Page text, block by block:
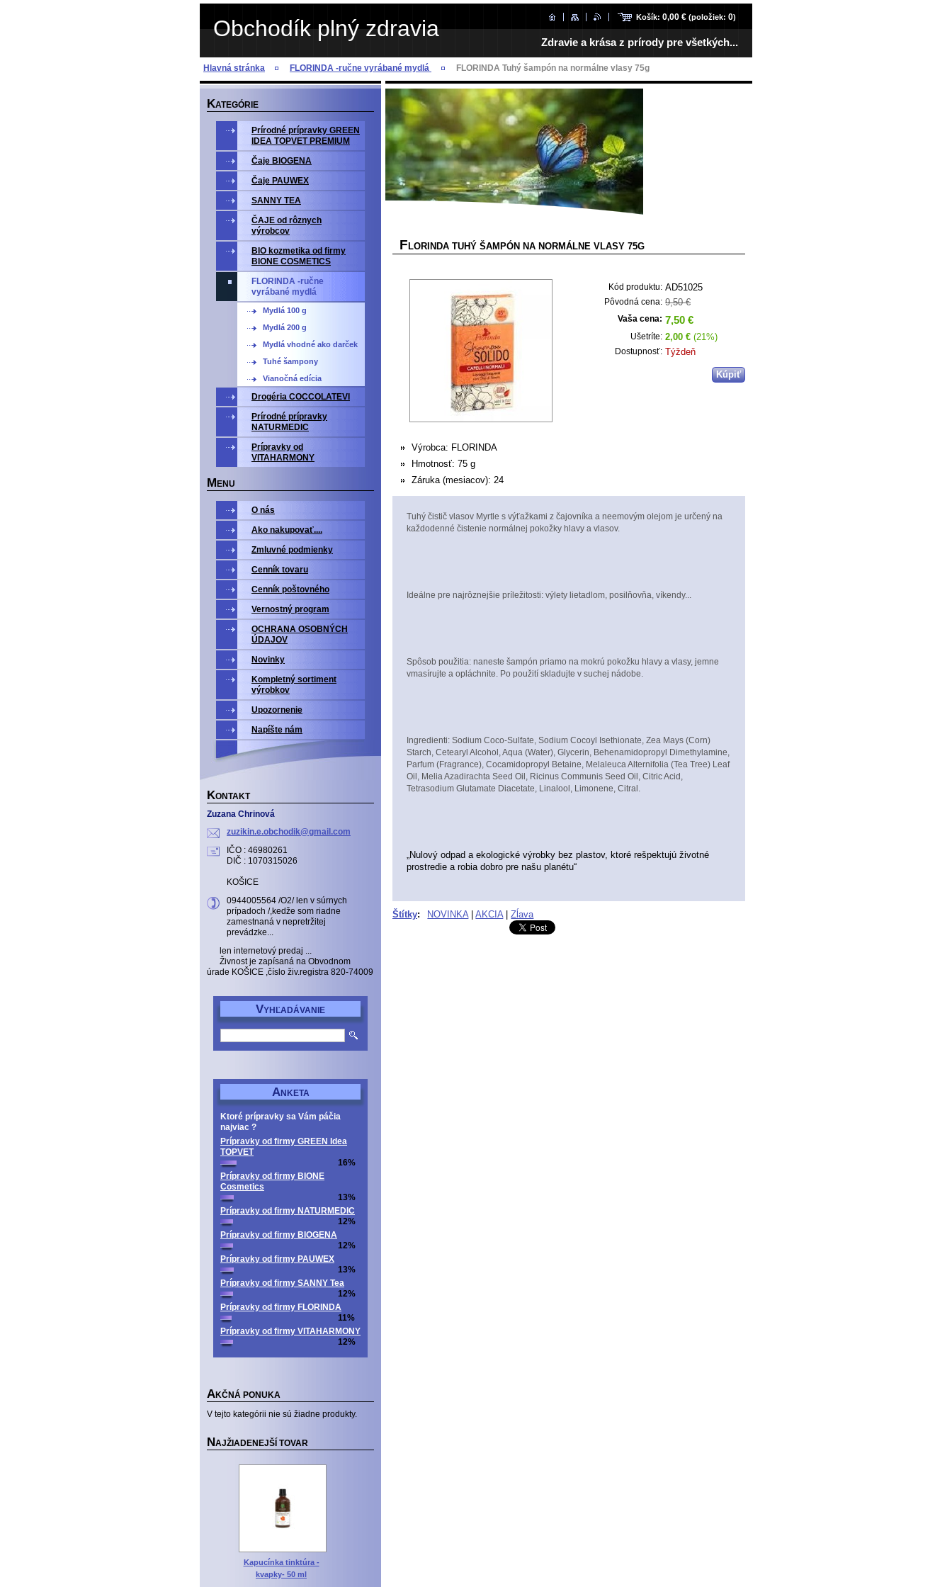
Obchodík plný zdravia Košík: 0,00 € (položiek: 0)
Zdravie a krása z prírody pre všetkých...
Hlavná stránka FLORINDA -ručne vyrábané mydlá FLORINDA Tuhý šampón na normálne vlasy 75g
F LORINDA TUHÝ ŠAMPÓN NA NORMÁLNE VLASY 75G
Kód produktu: AD51025
Pôvodná cena: 9,50 €
Vaša cena: 7,50 €
Ušetríte: 2,00 € (21%)
Dostupnosť: Týždeň
Výrobca: FLORINDA
Hmotnosť: 75 g
Záruka (mesiacov): 24
Tuhý čistič vlasov Myrtle s výťažkami z čajovníka a neemovým olejom je určený na
každodenné čistenie normálnej pokožky hlavy a vlasov.
Ideálne pre najrôznejšie príležitosti: výlety lietadlom, posilňovňa, víkendy...
Spôsob použitia: naneste šampón priamo na mokrú pokožku hlavy a vlasy, jemne
vmasírujte a opláchnite. Po použití skladujte v suchej nádobe.
Ingredienti: Sodium Coco-Sulfate, Sodium Cocoyl Isethionate, Zea Mays (Corn)
Starch, Cetearyl Alcohol, Aqua (Water), Glycerin, Behenamidopropyl Dimethylamine,
Parfum (Fragrance), Cocamidopropyl Betaine, Melaleuca Alternifolia (Tea Tree) Leaf
Oil, Melia Azadirachta Seed Oil, Ricinus Communis Seed Oil, Citric Acid,
Tetrasodium Glutamate Diacetate, Linalool, Limonene, Citral.
„Nulový odpad a ekologické výrobky bez plastov, ktoré rešpektujú životné
prostredie a robia dobro pre našu planétu“
Štítky: NOVINKA AKCIA Zĺava
KATEGÓRIE
Prírodné prípravky GREEN
IDEA TOPVET PREMIUM
Čaje BIOGENA
Čaje PAUWEX
SANNY TEA
ČAJE od rôznych
výrobcov
BIO kozmetika od firmy
BIONE COSMETICS
FLORINDA -ručne
vyrábané mydlá
Mydlá 100 g
Mydlá 200 g
Mydlá vhodné ako darček
Tuhé šampony
Vianočná edícia
Drogéria COCCOLATEVI
Prírodné prípravky
NATURMEDIC
Prípravky od
VITAHARMONY
M ENU
O nás
Ako nakupovať....
Zmluvné podmienky
Cenník tovaru
Cenník poštovného
Vernostný program
OCHRANA OSOBNÝCH
ÚDAJOV
Novinky
Kompletný sortiment
výrobkov
Upozornenie
Napíšte nám
KONTAKT
Zuzana Chrinová
zuzikin.e.obchod ik@gmail .com
IČO : 46980261
DIČ : 1070315026
KOŠICE
0944005564 /O2/ len v súrnych
prípadoch /,kedže som riadne
zamestnaná v nepretržitej
prevádzke...
len internetový predaj ...
Živnost je zapísaná na Obvodnom
úrade KOŠICE ,číslo živ.registra 820-74009
VYHĽADÁVANIE
ANKETA
Ktoré prípravky sa Vám páčia
najviac ?
Prípravky od firmy GREEN Idea
TOPVET
16%
Prípravky od firmy BIONE
Cosmetics
13%
Prípravky od firmy NATURMEDIC
12%
Prípravky od firmy BIOGENA
12%
Prípravky od firmy PAUWEX
13%
Prípravky od firmy SANNY Tea
12%
Prípravky od firmy FLORINDA
11%
Prípravky od firmy VITAHARMONY
12%
AKČNÁ PONUKA
V tejto kategórii nie sú žiadne produkty.
NAJŽIADENEJŠÍ TOVAR
Kapucínka tinktúra -
kvapky- 50 ml